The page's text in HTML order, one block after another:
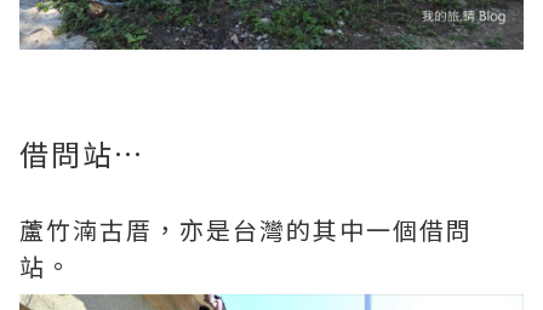
借問站…
蘆竹湳古厝，亦是台灣的其中一個借問
站。